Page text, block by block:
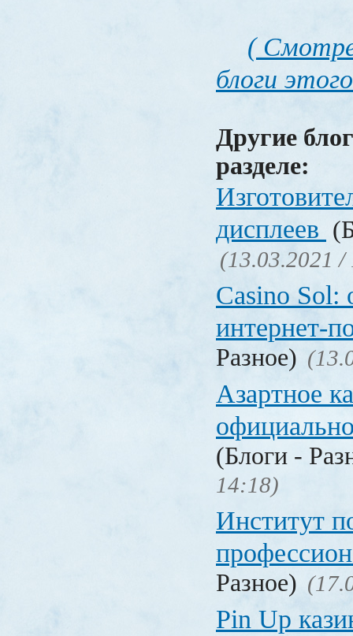
(
блоги
Другие
разделе:
дисплеев
(13.03.2021 /
Casino Sol:
интернет-
Разное)
Азартное
(Блоги -
14:18)
Институт
Разное)
Pin Up